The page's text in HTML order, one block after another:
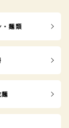
・麺類